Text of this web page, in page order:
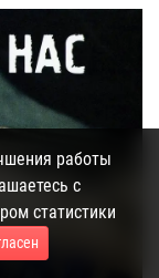
работы
с
статистики